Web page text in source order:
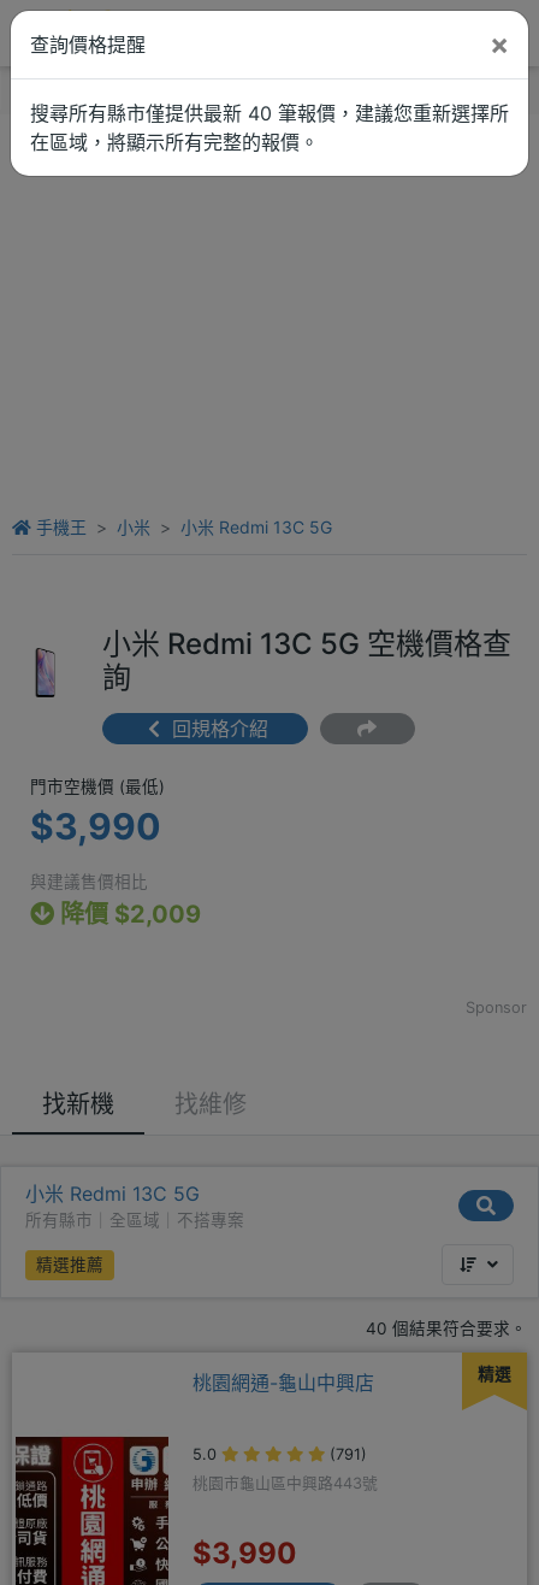
手機王 小米 小米 Redmi 13C 5G
小米 Redmi 13C 5G 空機價格查
詢
回規格介紹
門市空機價 (最低) $3,990
門市空機價 (最低)
$3,990
與建議售價相比
降價 $2,009
Sponsor
找新機 找維修
小米 Redmi 13C 5G
所有縣市｜全區域｜不搭專案
精選推薦
40 個結果符合要求。
精選
桃園網通-龜山中興店
5.0
(791)
桃園市龜山區中興路443號
$3,990
查詢價格提醒 ×
搜尋所有縣市僅提供最新 40 筆報價，建議您重新選擇所
在區域，將顯示所有完整的報價。